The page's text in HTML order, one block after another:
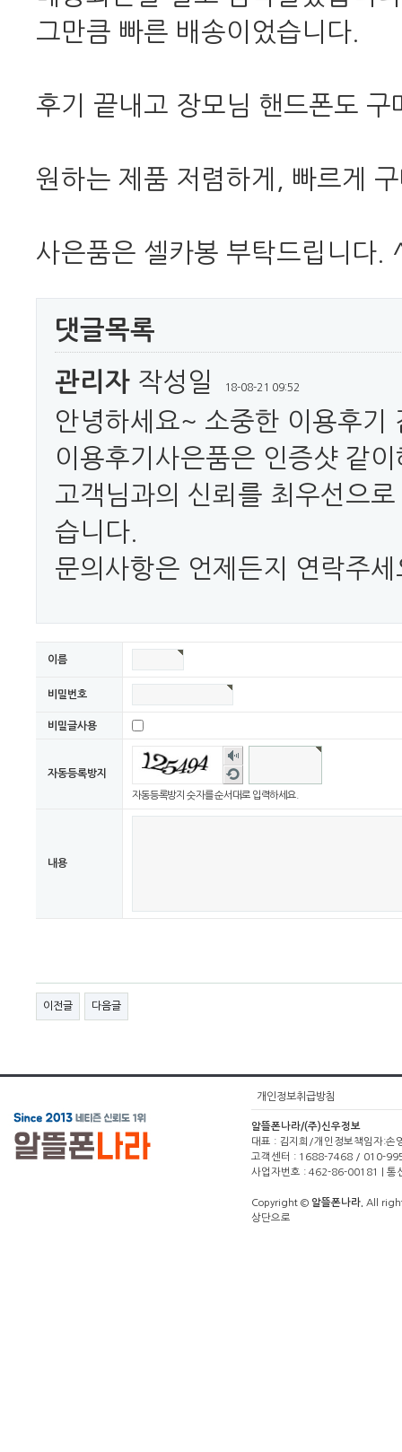
그만큼 빠른 배송이었습니다.
후기 끝내고 장모님 핸드폰도 구
원하는 제품 저렴하게, 빠르게
사은품은 셀카봉 부탁드립니다.
댓글목록
관리자 작성일 18-08-21 09:52
안녕하세요~ 소중한 이용후기
이용후기사은품은 인증샷 같
고객님과의 신뢰를 최우선으
습니다.
문의사항은 언제든지 연락주
이름
비밀번호
비밀글사용
자동등록방지
숫자
음성
듣기
새로
고침
자동등록방지 숫자를 순서대로 입력하세요.
내용
이전글 다음글
개인정보취급방침
알뜰폰나라/(주)신우정보
대표 : 김지희/개인정보책임자:
고객센터 : 1688-7468 / 010-
사업자번호 : 462-86-00181 | 통
Copyright © 알뜰폰나라. All
상단으로